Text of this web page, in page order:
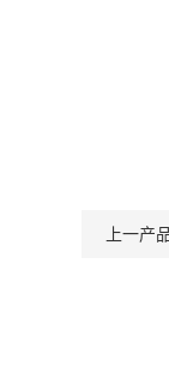
上一产